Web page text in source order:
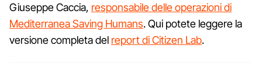
Giuseppe Caccia, responsabile delle operazioni di
Mediterranea Saving Humans. Qui potete leggere la
versione completa del report di Citizen Lab.